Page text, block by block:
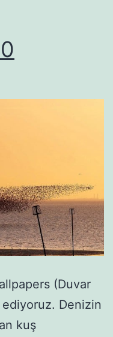
(Duvar
ediyoruz. Denizin
kuş